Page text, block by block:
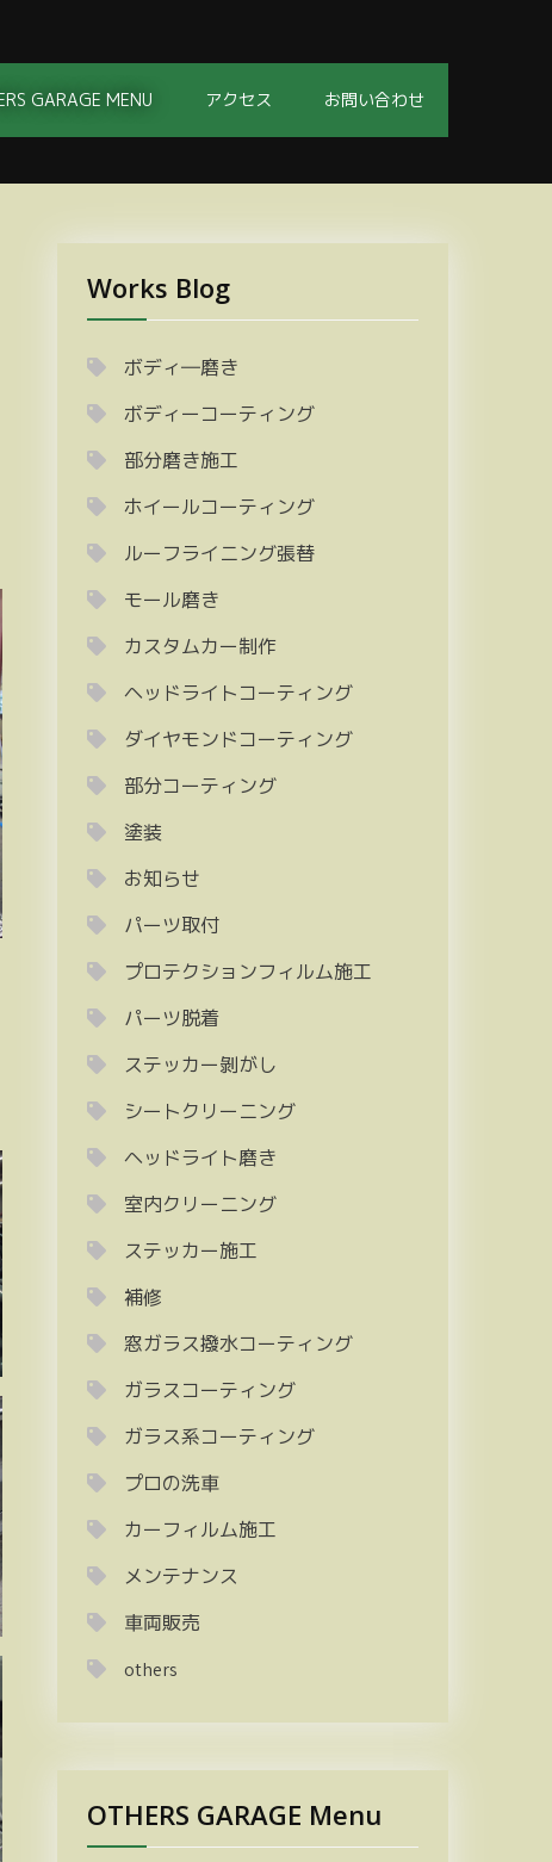
GARAGE MENU アクセス お問い合わせ
Works Blog
ボディ―磨き
ボディーコーティング
部分磨き施工
ホイールコーティング
ルーフライニング張替
モール磨き
カスタムカー制作
ヘッドライトコーティング
ダイヤモンドコーティング
部分コーティング
塗装
お知らせ
パーツ取付
プロテクションフィルム施工
パーツ脱着
ステッカー剝がし
シートクリーニング
ヘッドライト磨き
室内クリーニング
ステッカー施工
補修
窓ガラス撥水コーティング
ガラスコーティング
ガラス系コーティング
プロの洗車
カーフィルム施工
メンテナンス
車両販売
others
OTHERS GARAGE Menu